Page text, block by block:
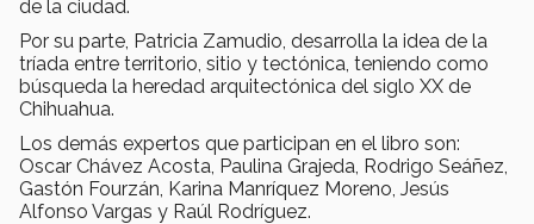
de la ciudad.
Por su parte, Patricia Zamudio, desarrolla la idea de la
tríada entre territorio, sitio y tectónica, teniendo como
búsqueda la heredad arquitectónica del siglo XX de
Chihuahua.
Los demás expertos que participan en el libro son:
Oscar Chávez Acosta, Paulina Grajeda, Rodrigo Seáñez,
Gastón Fourzán, Karina Manríquez Moreno, Jesús
Alfonso Vargas y Raúl Rodríguez.